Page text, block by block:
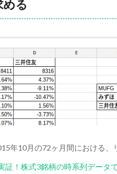
る
年10月の72ヶ月間における、
証！株式3銘柄の時系列データ